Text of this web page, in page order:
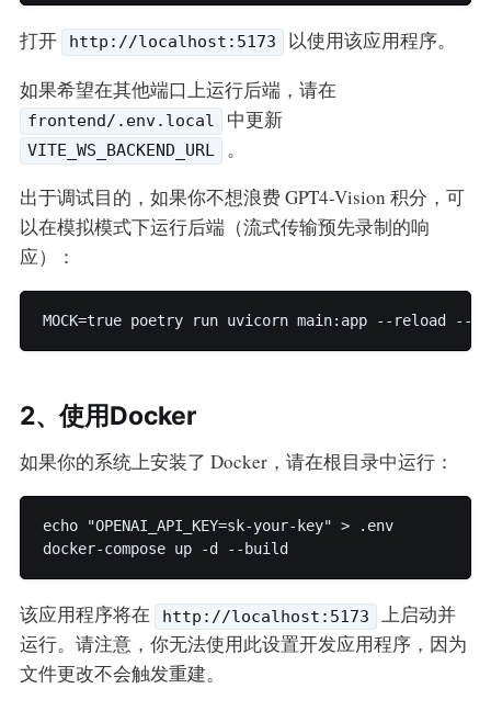
打开 http://localhost:5173
以使用该应用程序。
如果希望在其他端口上运行后端，请在
frontend/.env.local 中更新
VITE_WS_BACKEND_URL
。
出于调试目的，如果你不想浪费 GPT4-Vision 积分，可
以在模拟模式下运行后端（流式传输预先录制的响
应）：
MOCK=true poetry run uvicorn main:app --reload --
2、使用Docker
如果你的系统上安装了 Docker，请在根目录中运行：
echo "OPENAI_API_KEY=sk-your-key" > .env
docker-compose up -d --build
该应用程序将在 http://localhost:5173
上启动并
运行。请注意，你无法使用此设置开发应用程序，因为
文件更改不会触发重建。